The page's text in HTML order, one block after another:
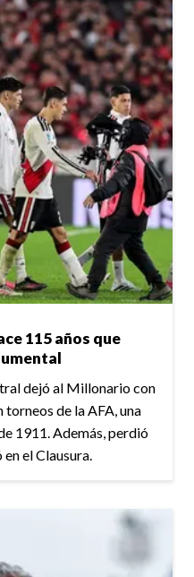
115 años que
dejó al Millonario con
de la AFA, una
1911. Además, perdió
el Clausura.